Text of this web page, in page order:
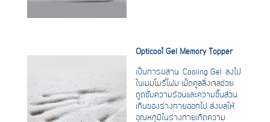
Opticool™ Gel Memory Topper
เป็นการผสาน Cooling Gel ลงไป
ในเมมโมรี่โฟม เม็ดคูลลิ่งเจลช่วย
ดูดซับความร้อนและความชื้นส่วน
เกินของร่างกายออกไป ส่งผลให้
อุณหภูมิในร่างกายเกิดความ